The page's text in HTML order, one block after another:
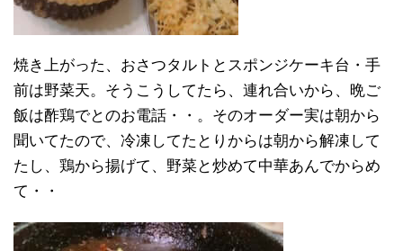
焼き上がった、おさつタルトとスポンジケーキ台・手
前は野菜天。そうこうしてたら、連れ合いから、晩ご
飯は酢鶏でとのお電話・・。そのオーダー実は朝から
聞いてたので、冷凍してたとりからは朝から解凍して
たし、鶏から揚げて、野菜と炒めて中華あんでからめ
て・・